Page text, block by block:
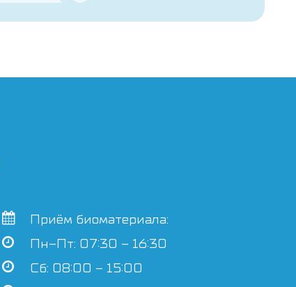
Приём биоматериала:
Пн–Пт: 07:30 – 16:30
Сб: 08:00 – 15:00